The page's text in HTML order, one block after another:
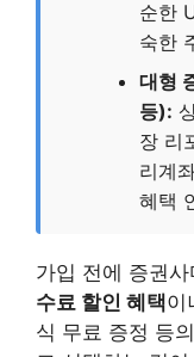
순한
숙한
대형
등):
장 리
리계
혜택
가입 전에 증권
수료 할인 혜택이
식 무료 증정 등